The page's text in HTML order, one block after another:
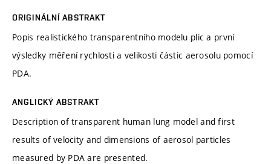
ORIGINÁLNÍ ABSTRAKT
Popis realistického transparentního modelu plic a první
výsledky měření rychlosti a velikosti částic aerosolu pomocí
PDA.
ANGLICKÝ ABSTRAKT
Description of transparent human lung model and first
results of velocity and dimensions of aerosol particles
measured by PDA are presented.